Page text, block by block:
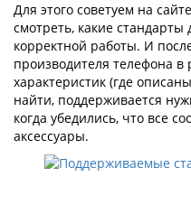
Для этого советуем на
смотреть, какие
корректной работы. И
производителя телефона в
характеристик (где
найти, поддерживается
когда убедились, что все
аксессуары.